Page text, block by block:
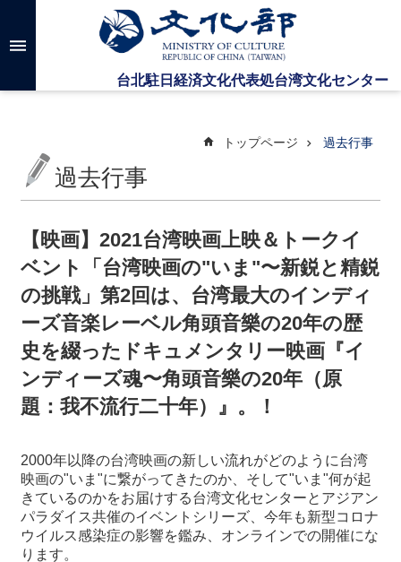
メインのコンテンツブロックにジャンプします
高
検
台
セ
タ
ー
に
つ
い
て
新
情
報
と
申
込
トップページ 過去行事
過去行事
【映画】2021台湾映画上映＆トークイ
ベント「台湾映画の"いま"〜新鋭と精鋭
の挑戦」第2回は、台湾最大のインディ
ーズ音楽レーベル角頭音樂の20年の歴
史を綴ったドキュメンタリー映画『イ
ンディーズ魂〜角頭音樂の20年（原
題：我不流行二十年）』。！
2000年以降の台湾映画の新しい流れがどのように台湾
映画の"いま"に繋がってきたのか、そして"いま"何が起
きているのかをお届けする台湾文化センターとアジアン
パラダイス共催のイベントシリーズ、今年も新型コロナ
ウイルス感染症の影響を鑑み、オンラインでの開催にな
ります。